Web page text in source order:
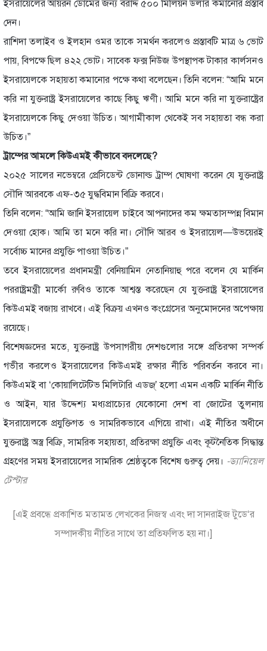
ইসরায়েলের আয়রন ডোমের জন্য বরাদ্দ ৫০০ মিলিয়ন ডলার কমানোর প্রস্তাব
দেন।
রাশিদা তলাইব ও ইলহান ওমর তাকে সমর্থন করলেও প্রস্তাবটি মাত্র ৬ ভোট
পায়, বিপক্ষে ছিল ৪২২ ভোট। সাবেক ফক্স নিউজ উপস্থাপক টাকার কার্লসনও
ইসরায়েলকে সহায়তা কমানোর পক্ষে কথা বলেছেন। তিনি বলেন: “আমি মনে
করি না যুক্তরাষ্ট্র ইসরায়েলের কাছে কিছু ঋণী। আমি মনে করি না যুক্তরাষ্ট্রের
ইসরায়েলকে কিছু দেওয়া উচিত। আগামীকাল থেকেই সব সহায়তা বন্ধ করা
উচিত।”
ট্রাম্পের আমলে কিউএমই কীভাবে বদলেছে?
২০২৫ সালের নভেম্বরে প্রেসিডেন্ট ডোনাল্ড ট্রাম্প ঘোষণা করেন যে যুক্তরাষ্ট্র
সৌদি আরবকে এফ-৩৫ যুদ্ধবিমান বিক্রি করবে।
তিনি বলেন: “আমি জানি ইসরায়েল চাইবে আপনাদের কম ক্ষমতাসম্পন্ন বিমান
দেওয়া হোক। আমি তা মনে করি না। সৌদি আরব ও ইসরায়েল—উভয়েরই
সর্বোচ্চ মানের প্রযুক্তি পাওয়া উচিত।”
তবে ইসরায়েলের প্রধানমন্ত্রী বেনিয়ামিন নেতানিয়াহু পরে বলেন যে মার্কিন
পররাষ্ট্রমন্ত্রী মার্কো রুবিও তাকে আশ্বস্ত করেছেন যে যুক্তরাষ্ট্র ইসরায়েলের
কিউএমই বজায় রাখবে। এই বিক্রয় এখনও কংগ্রেসের অনুমোদনের অপেক্ষায়
রয়েছে।
বিশেষজ্ঞদের মতে, যুক্তরাষ্ট্র উপসাগরীয় দেশগুলোর সঙ্গে প্রতিরক্ষা সম্পর্ক
গভীর করলেও ইসরায়েলের কিউএমই রক্ষার নীতি পরিবর্তন করবে না।
কিউএমই বা ‘কোয়ালিটেটিভ মিলিটারি এডজ্’ হলো এমন একটি মার্কিন নীতি
ও আইন, যার উদ্দেশ্য মধ্যপ্রাচ্যের যেকোনো দেশ বা জোটের তুলনায়
ইসরায়েলকে প্রযুক্তিগত ও সামরিকভাবে এগিয়ে রাখা। এই নীতির অধীনে
যুক্তরাষ্ট্র অস্ত্র বিক্রি, সামরিক সহায়তা, প্রতিরক্ষা প্রযুক্তি এবং কূটনৈতিক সিদ্ধান্ত
গ্রহণের সময় ইসরায়েলের সামরিক শ্রেষ্ঠত্বকে বিশেষ গুরুত্ব দেয়। -ড্যানিয়েল
টেস্টার
[এই প্রবন্ধে প্রকাশিত মতামত লেখকের নিজস্ব এবং দা সানরাইজ টুডে‘র
সম্পাদকীয় নীতির সাথে তা প্রতিফলিত হয় না।]